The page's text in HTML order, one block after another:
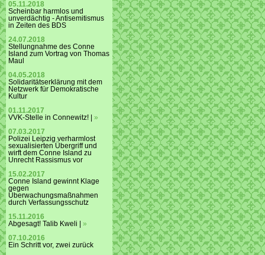
05.11.2018
Scheinbar harmlos und
unverdächtig - Antisemitismus
in Zeiten des BDS
24.07.2018
Stellungnahme des Conne
Island zum Vortrag von Thomas
Maul
04.05.2018
Solidaritätserklärung mit dem
Netzwerk für Demokratische
Kultur
01.11.2017
VVK-Stelle in Connewitz! | »
07.03.2017
Polizei Leipzig verharmlost
sexualisierten Übergriff und
wirft dem Conne Island zu
Unrecht Rassismus vor
15.02.2017
Conne Island gewinnt Klage
gegen
Überwachungsmaßnahmen
durch Verfassungsschutz
15.11.2016
Abgesagt! Talib Kweli | »
07.10.2016
Ein Schritt vor, zwei zurück